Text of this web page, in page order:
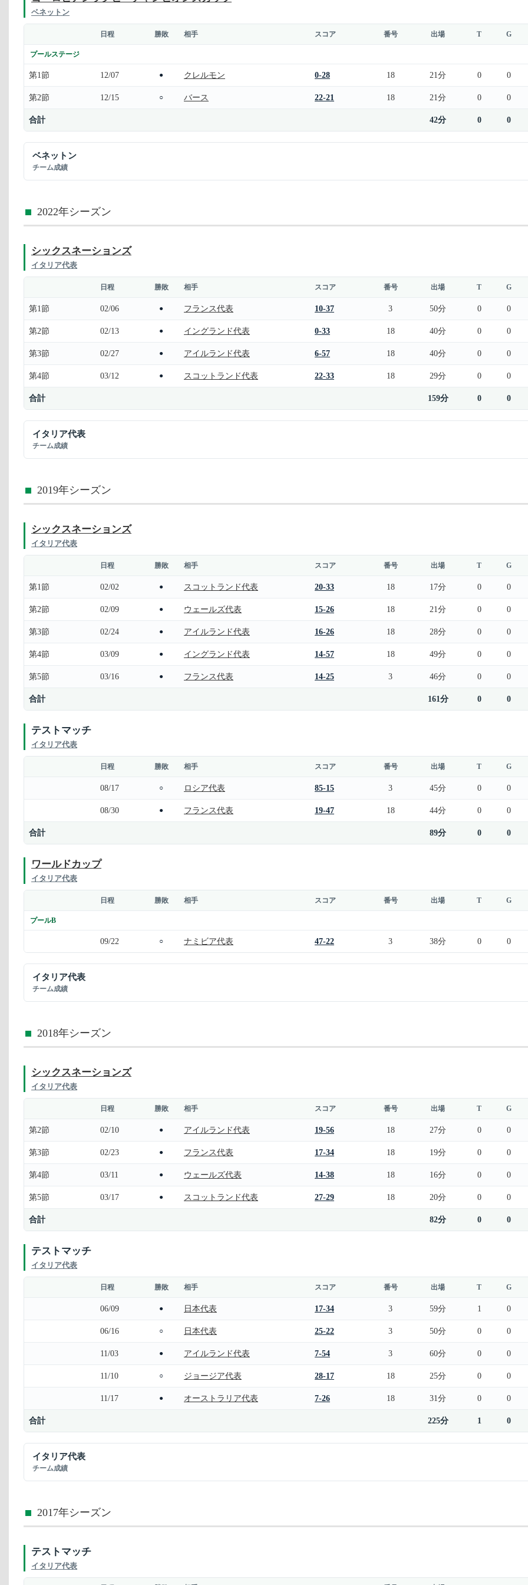
ベネットン
日程 勝敗 相手 スコア 番号 出場 T G
プールステージ
第1節 12/07 ● クレルモン 0-28 18 21分 0 0
第2節 12/15 ○ バース 22-21 18 21分 0 0
合計 42分 0 0
ベネットン
チーム成績
2022年シーズン
シックスネーションズ
イタリア代表
日程 勝敗 相手 スコア 番号 出場 T G
第1節 02/06 ● フランス代表 10-37 3 50分 0 0
第2節 02/13 ● イングランド代表 0-33 18 40分 0 0
第3節 02/27 ● アイルランド代表 6-57 18 40分 0 0
第4節 03/12 ● スコットランド代表 22-33 18 29分 0 0
合計 159分 0 0
イタリア代表
チーム成績
2019年シーズン
シックスネーションズ
イタリア代表
日程 勝敗 相手 スコア 番号 出場 T G
第1節 02/02 ● スコットランド代表 20-33 18 17分 0 0
第2節 02/09 ● ウェールズ代表 15-26 18 21分 0 0
第3節 02/24 ● アイルランド代表 16-26 18 28分 0 0
第4節 03/09 ● イングランド代表 14-57 18 49分 0 0
第5節 03/16 ● フランス代表 14-25 3 46分 0 0
合計 161分 0 0
テストマッチ
イタリア代表
日程 勝敗 相手 スコア 番号 出場 T G
08/17 ○ ロシア代表 85-15 3 45分 0 0
08/30 ● フランス代表 19-47 18 44分 0 0
合計 89分 0 0
ワールドカップ
イタリア代表
日程 勝敗 相手 スコア 番号 出場 T G
プールB
09/22 ○ ナミビア代表 47-22 3 38分 0 0
イタリア代表
チーム成績
2018年シーズン
シックスネーションズ
イタリア代表
日程 勝敗 相手 スコア 番号 出場 T G
第2節 02/10 ● アイルランド代表 19-56 18 27分 0 0
第3節 02/23 ● フランス代表 17-34 18 19分 0 0
第4節 03/11 ● ウェールズ代表 14-38 18 16分 0 0
第5節 03/17 ● スコットランド代表 27-29 18 20分 0 0
合計 82分 0 0
テストマッチ
イタリア代表
日程 勝敗 相手 スコア 番号 出場 T G
06/09 ● 日本代表 17-34 3 59分 1 0
06/16 ○ 日本代表 25-22 3 50分 0 0
11/03 ● アイルランド代表 7-54 3 60分 0 0
11/10 ○ ジョージア代表 28-17 18 25分 0 0
11/17 ● オーストラリア代表 7-26 18 31分 0 0
合計 225分 1 0
イタリア代表
チーム成績
2017年シーズン
テストマッチ
イタリア代表